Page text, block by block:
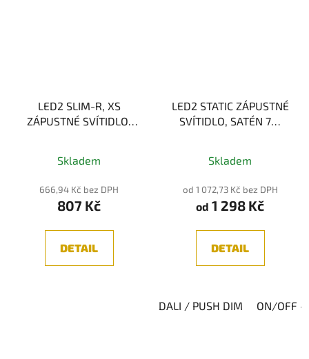
LED2 SLIM-R, XS
ZÁPUSTNÉ SVÍTIDLO,
Skladem
666,94 Kč bez DPH
807 Kč
DETAIL
LED2 STATIC ZÁPUSTNÉ
SVÍTIDLO, SATÉN 7W
Skladem
od 1 072,73 Kč bez DPH
od 1 298 Kč
DETAIL
DALI / PUSH DIM ON/OFF -